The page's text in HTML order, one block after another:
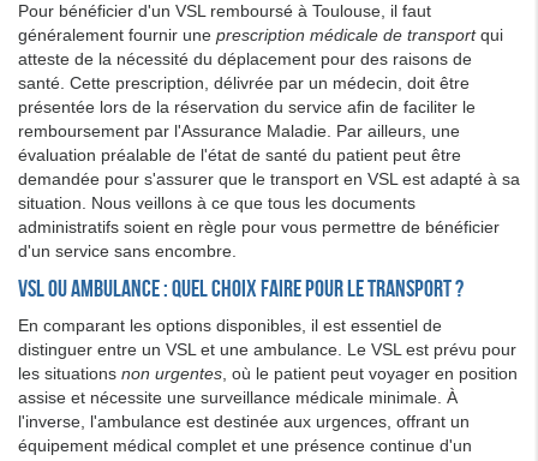
Pour bénéficier d'un VSL remboursé à Toulouse, il faut
généralement fournir une prescription médicale de transportqui
atteste de la nécessité du déplacement pour des raisons de
santé. Cette prescription, délivrée par un médecin, doit être
présentée lors de la réservation du service afin de faciliter le
remboursement par l'Assurance Maladie. Par ailleurs, une
évaluation préalable de l'état de santé du patient peut être
demandée pour s'assurer que le transport en VSL est adapté à sa
situation. Nous veillons à ce que tous les documents
administratifs soient en règle pour vous permettre de bénéficier
d'un service sans encombre.
VSL ou ambulance : quel choix faire pour le transport ?
En comparant les options disponibles, il est essentiel de
distinguer entre un VSL et une ambulance. Le VSL est prévu pour
les situations non urgentes , où le patient peut voyager en position
assise et nécessite une surveillance médicale minimale. À
l'inverse, l'ambulance est destinée aux urgences, offrant un
équipement médical complet et une présence continue d'un